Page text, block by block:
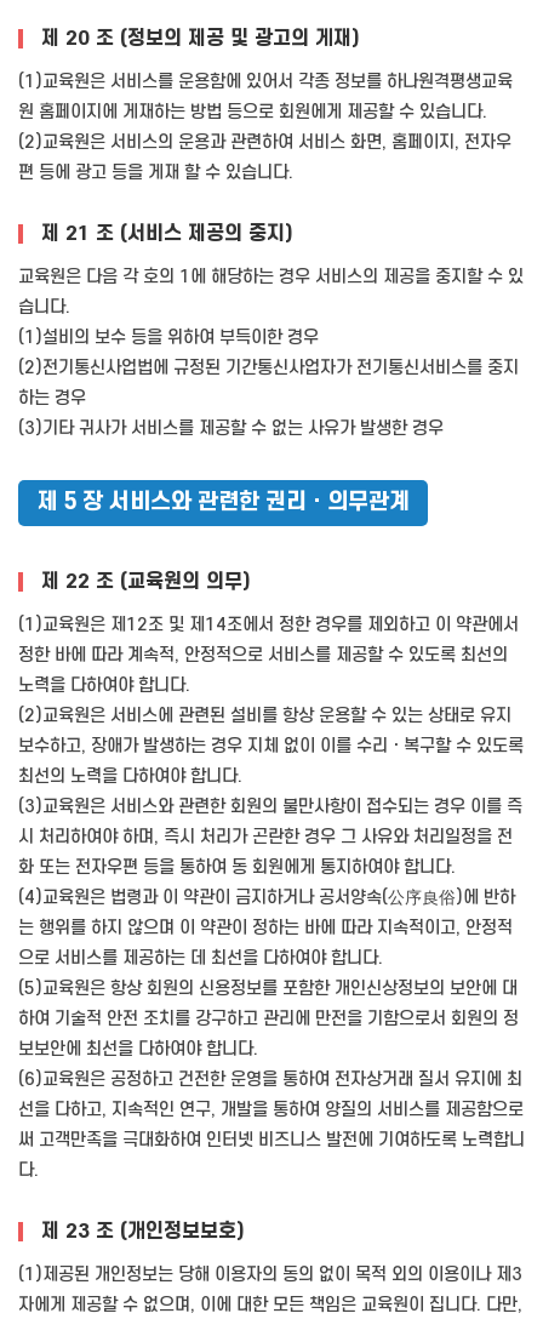
제 20 조 (정보의 제공 및 광고의 게재)
(1)교육원은 서비스를 운용함에 있어서 각종 정보를 하나원격평생교육
원 홈페이지에 게재하는 방법 등으로 회원에게 제공할 수 있습니다.
(2)교육원은 서비스의 운용과 관련하여 서비스 화면, 홈페이지, 전자우
편 등에 광고 등을 게재 할 수 있습니다.
제 21 조 (서비스 제공의 중지)
교육원은 다음 각 호의 1에 해당하는 경우 서비스의 제공을 중지할 수 있
습니다.
(1)설비의 보수 등을 위하여 부득이한 경우
(2)전기통신사업법에 규정된 기간통신사업자가 전기통신서비스를 중지
하는 경우
(3)기타 귀사가 서비스를 제공할 수 없는 사유가 발생한 경우
제 5 장 서비스와 관련한 권리ㆍ의무관계
제 22 조 (교육원의 의무)
(1)교육원은 제12조 및 제14조에서 정한 경우를 제외하고 이 약관에서
정한 바에 따라 계속적, 안정적으로 서비스를 제공할 수 있도록 최선의
노력을 다하여야 합니다.
(2)교육원은 서비스에 관련된 설비를 항상 운용할 수 있는 상태로 유지
보수하고, 장애가 발생하는 경우 지체 없이 이를 수리ㆍ복구할 수 있도록
최선의 노력을 다하여야 합니다.
(3)교육원은 서비스와 관련한 회원의 불만사항이 접수되는 경우 이를 즉
시 처리하여야 하며, 즉시 처리가 곤란한 경우 그 사유와 처리일정을 전
화 또는 전자우편 등을 통하여 동 회원에게 통지하여야 합니다.
(4)교육원은 법령과 이 약관이 금지하거나 공서양속(公序良俗)에 반하
는 행위를 하지 않으며 이 약관이 정하는 바에 따라 지속적이고, 안정적
으로 서비스를 제공하는 데 최선을 다하여야 합니다.
(5)교육원은 항상 회원의 신용정보를 포함한 개인신상정보의 보안에 대
하여 기술적 안전 조치를 강구하고 관리에 만전을 기함으로서 회원의 정
보보안에 최선을 다하여야 합니다.
(6)교육원은 공정하고 건전한 운영을 통하여 전자상거래 질서 유지에 최
선을 다하고, 지속적인 연구, 개발을 통하여 양질의 서비스를 제공함으로
써 고객만족을 극대화하여 인터넷 비즈니스 발전에 기여하도록 노력합니
다.
제 23 조 (개인정보보호)
(1)제공된 개인정보는 당해 이용자의 동의 없이 목적 외의 이용이나 제3
자에게 제공할 수 없으며, 이에 대한 모든 책임은 교육원이 집니다. 다만,